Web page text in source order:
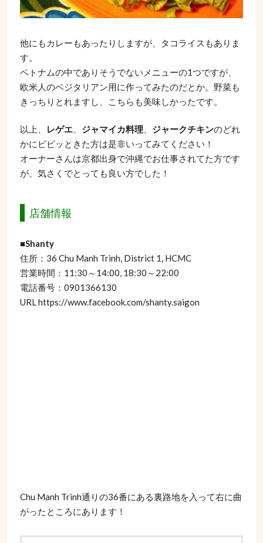
他にもカレーもあったりしますが、タコライスもありま
す。
ベトナムの中でありそうでないメニューの1つですが、
欧米人のベジタリアン用に作ってみたのだとか。野菜も
きっちりとれますし、こちらも美味しかったです。
以上、 レゲエ、 ジャマイカ料理、 ジャークチキンのどれ
かにビビッときた方は是非いってみてください！
オーナーさんは京都出身で沖縄でお仕事されてた方です
が、気さくでとっても良い方でした！
店舗情報
■Shanty
住所：36 Chu Manh Trinh, District 1, HCMC
営業時間：11:30～14:00, 18:30～22:00
電話番号：0901366130
URL https://www.facebook.com/shanty.saigon
Chu Manh Trinh通りの36番にある裏路地を入って右に曲
がったところにあります！